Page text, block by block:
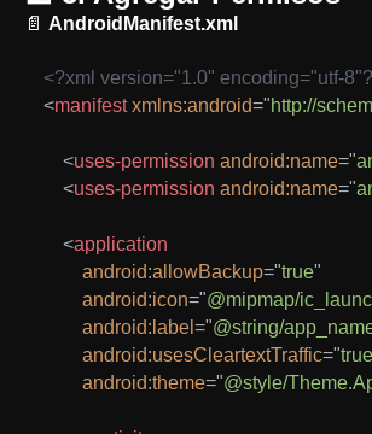
📄 AndroidManifest.xml
<?xml version="1.0" encoding="utf-
<manifest xmlns:android="http://
<uses-permission android:name="
<uses-permission android:name="
<application
android:allowBackup="true"
android:icon="@mipmap/
android: label ="@string/
android:usesCleartextTraffic="true
android:theme="@style/